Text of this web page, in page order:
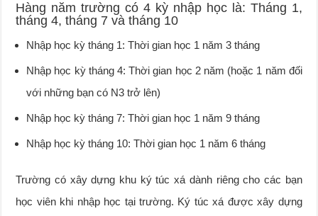
Hàng năm trường có 4 kỳ nhập học là: Tháng 1,
tháng 4, tháng 7 và tháng 10
Nhập học kỳ tháng 1: Thời gian học 1 năm 3 tháng
Nhập học kỳ tháng 4: Thời gian học 2 năm (hoặc 1 năm đối
với những bạn có N3 trở lên)
Nhập học kỳ tháng 7: Thời gian học 1 năm 9 tháng
Nhập học kỳ tháng 10: Thời gian học 1 năm 6 tháng
Trường có xây dựng khu ký túc xá dành riêng cho các bạn
học viên khi nhập học tại trường. Ký túc xá được xây dựng